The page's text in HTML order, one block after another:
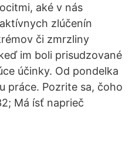
aké v nás
zlúčenín
či zmrzliny
im boli prisudzované
účinky. Od pondelka
práce. Pozrite sa, čoho
Má ísť naprieč